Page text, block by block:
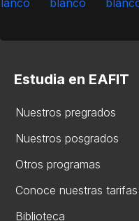
Estudia en EAFIT
Nuestros pregrados
Nuestros posgrados
Otros programas
Conoce nuestras tarifas
Biblioteca